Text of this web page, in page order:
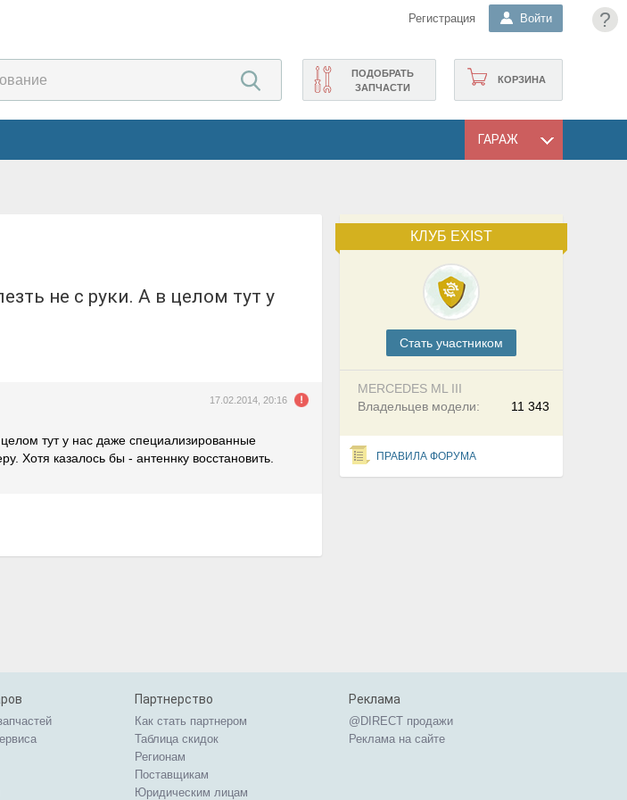
?
Регистрация Войти
КОРЗИНА
ПОДОБРАТЬ
ЗАПЧАСТИ
ГАРАЖ
КЛУБ EXIST
Cтать участником
MERCEDES ML III
11 343
Владельцев модели:
ПРАВИЛА ФОРУМА
17.02.2014, 20:16
тут у нас даже специализированные
Хотя казалось бы - антеннку восстановить.
Партнерство
Как стать партнером
Таблица скидок
Регионам
Поставщикам
Юридическим лицам
Реклама
@DIRECT продажи
Реклама на сайте